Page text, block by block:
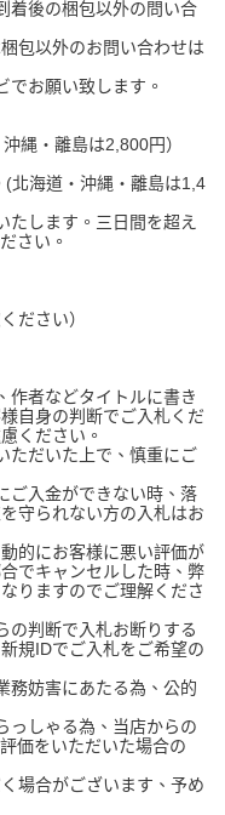
着後の梱包以外の問い合
包以外のお問い合わせは
でお願い致します。
沖縄・離島は2,800円）
北海道・沖縄・離島は1,4
たします。三日間を超え
さい。
ださい）
作者などタイトルに書き
自身の判断でご入札くだ
ください。
ただいた上で、慎重にご
ご入金ができない時、落
守られない方の入札はお
的にお客様に悪い評価が
でキャンセルした時、弊
りますのでご理解くださ
の判断で入札お断りする
規IDでご入札をご希望の
務妨害にあたる為、公的
っしゃる為、当店からの
価をいただいた場合の
場合がございます、予め